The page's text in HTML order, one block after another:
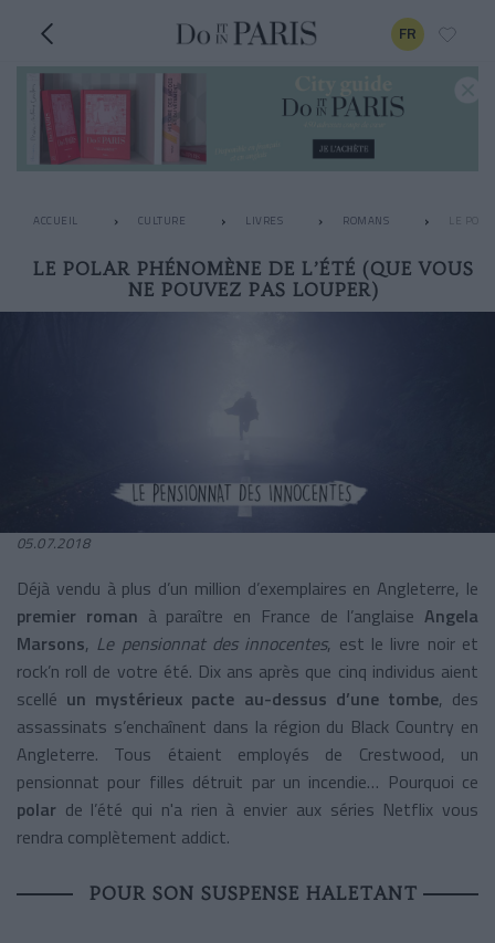
FR
ACCUEIL CULTURE LIVRES ROMANS
LE POLAR PHÉNOMÈNE DE L’ÉTÉ (QUE VOUS
NE POUVEZ PAS LOUPER)
05.07.2018
Déjà vendu à plus d’un million d’exemplaires en Angleterre, le
premier roman à paraître en France de l’anglaise Angela
Marsons, Le pensionnat des innocentes, est le livre noir et
rock’n roll de votre été. Dix ans après que cinq individus aient
scellé un mystérieux pacte au-dessus d’une tombe, des
assassinats s’enchaînent dans la région du Black Country en
Angleterre. Tous étaient employés de Crestwood, un
pensionnat pour filles détruit par un incendie… Pourquoi ce
polar de l’été qui n'a rien à envier aux séries Netflix vous
rendra complètement addict.
POUR SON SUSPENSE HALETANT